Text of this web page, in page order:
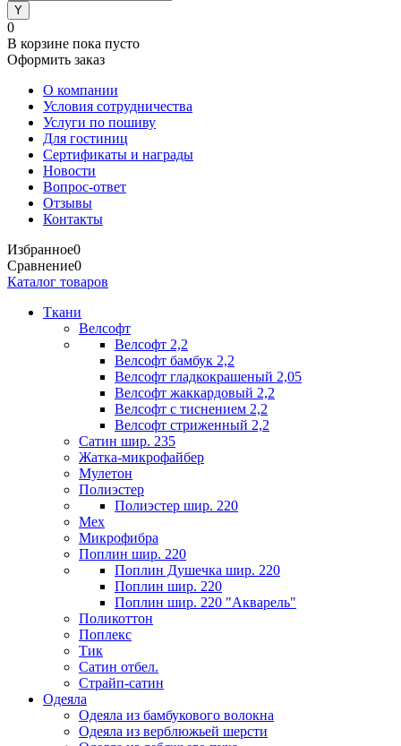
0
В корзине пока пусто
Оформить заказ
О компании
Условия сотрудничества
Услуги по пошиву
Для гостиниц
Сертификаты и награды
Новости
Вопрос-ответ
Отзывы
Контакты
Избранное0
Сравнение0
Каталог товаров
Ткани
Велсофт
Велсофт 2,2
Велсофт бамбук 2,2
Велсофт гладкокрашеный 2,05
Велсофт жаккардовый 2,2
Велсофт с тиснением 2,2
Велсофт стриженный 2,2
Сатин шир. 235
Жатка-микрофайбер
Мулетон
Полиэстер
Полиэстер шир. 220
Мех
Микрофибра
Поплин шир. 220
Поплин Душечка шир. 220
Поплин шир. 220
Поплин шир. 220 "Акварель"
Поликоттон
Поплекс
Тик
Сатин отбел.
Страйп-сатин
Одеяла
Одеяла из бамбукового волокна
Одеяла из верблюжьей шерсти